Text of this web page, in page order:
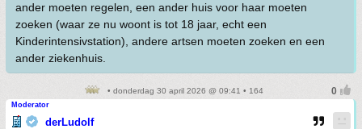
ander moeten regelen, een ander huis voor haar moeten
zoeken (waar ze nu woont is tot 18 jaar, echt een
Kinderintensivstation), andere artsen moeten zoeken en een
ander ziekenhuis.
• donderdag 30 april 2026 @ 09:41 • 164
Moderator
derLudolf